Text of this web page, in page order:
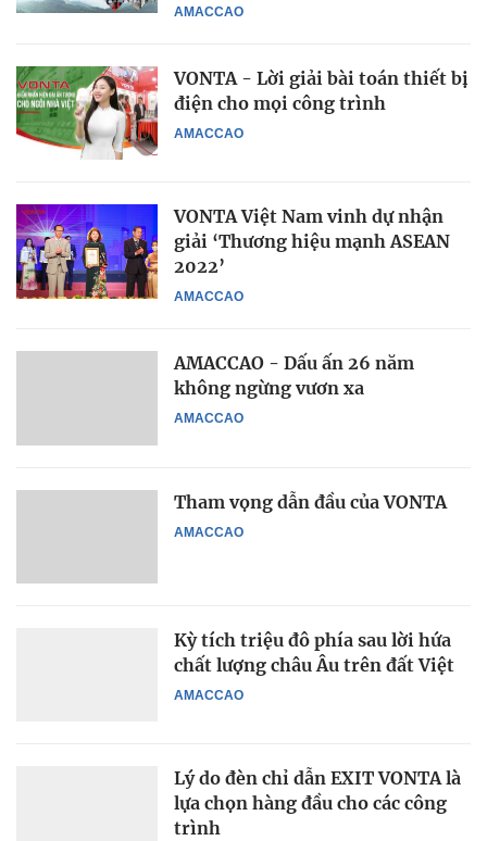
AMACCAO
AMACCAO
VONTA - Lời giải bài toán thiết bị
điện cho mọi công trình
AMACCAO
VONTA Việt Nam vinh dự nhận
giải ‘Thương hiệu mạnh ASEAN
2022’
AMACCAO
AMACCAO - Dấu ấn 26 năm
không ngừng vươn xa
AMACCAO
Tham vọng dẫn đầu của VONTA
AMACCAO
Kỳ tích triệu đô phía sau lời hứa
chất lượng châu Âu trên đất Việt
Lý do đèn chỉ dẫn EXIT VONTA là
lựa chọn hàng đầu cho các công
trình